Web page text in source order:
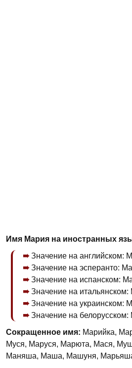
Имя Мария на иностранных
Значение на английском:
Значение на эсперанто:
Значение на испанском:
Значение на итальянском:
Значение на украинском:
Значение на
Сокращенное имя: Марийка,
Муся, Маруся, Марюта, Мася,
Маняша, Маша, Машуня,